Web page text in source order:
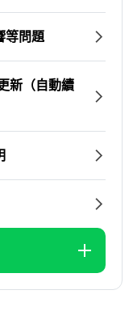
等問題
新（自動續